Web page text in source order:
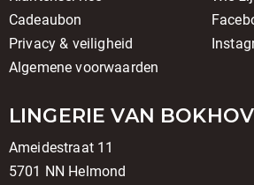
Cadeaubon
Privacy & veiligheid
Algemene voorwaarden
LINGERIE VAN
Ameidestraat 11
5701 NN Helmond